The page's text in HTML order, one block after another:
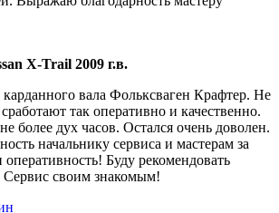
X-Trail 2009 г.в.
вала Фольксваген Крафтер. Не
так оперативно и качественно.
более дух часов. Остался очень доволен.
начальнику сервиса и мастерам за
Буду рекомендовать
своим знакомым!